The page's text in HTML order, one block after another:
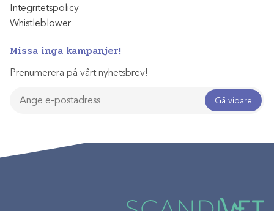
Integritetspolicy
Whistleblower
Missa inga kampanjer!
Prenumerera på vårt nyhetsbrev!
Gå vidare